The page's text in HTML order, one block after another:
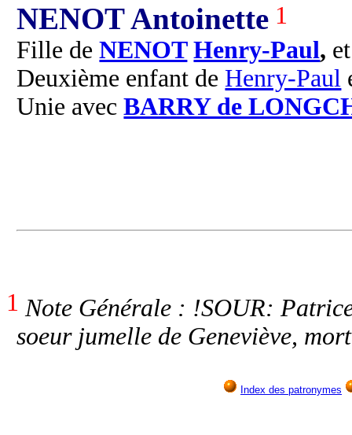
NENOT Antoinette 1
Fille deNENOT Henry-Paul,
Deuxième enfant de Henry-Paul
Unie avecBARRY de
1 Note Générale : !SOUR:
soeur jumelle de Geneviève,
Index des patronymes